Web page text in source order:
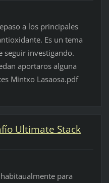
a los principales
Es un tema
seguir investigando.
aportaros alguna
Mintxo Lasaosa.pdf
Ultimate Stack
para